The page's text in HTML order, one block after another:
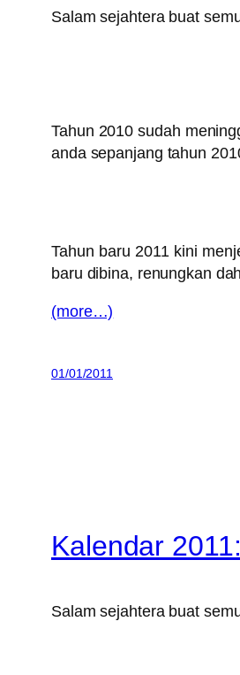
Salam sejahtera buat
Tahun 2010 sudah
anda sepanjang tahun
Tahun baru 2011 kini
baru dibina, renungkan
(more…)
01/01/2011
Kalendar
Salam sejahtera buat